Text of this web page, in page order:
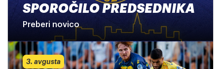
SPOROČILO PREDSEDNIKA
Preberi novico
3. avgusta